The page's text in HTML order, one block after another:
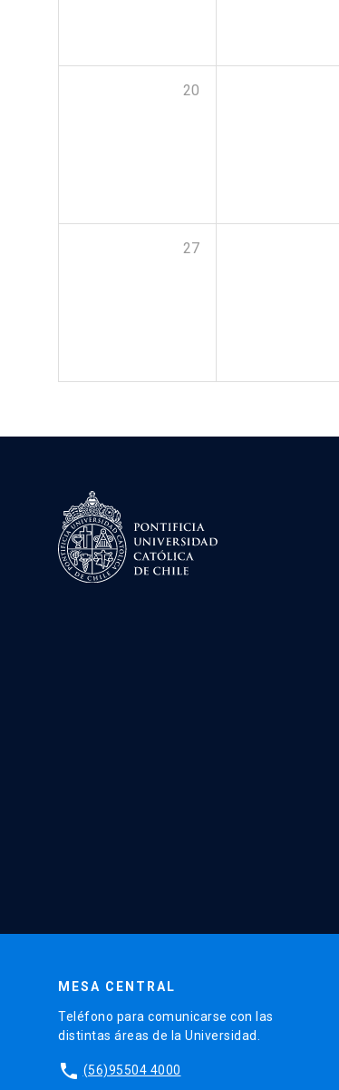
20
27
MESA CENTRAL
Teléfono para comunicarse con las
distintas áreas de la Universidad.
phone (56)95504 4000